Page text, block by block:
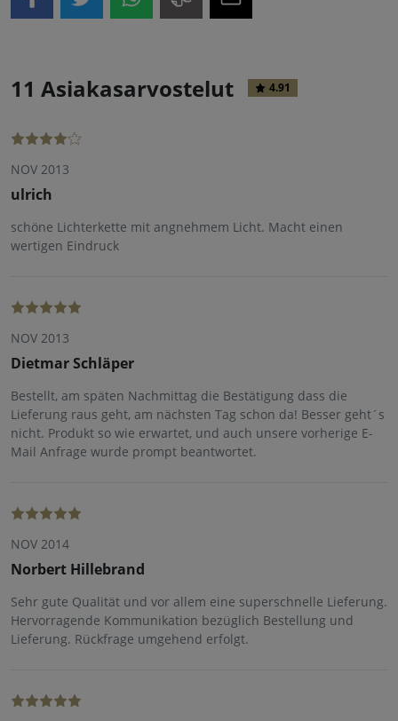
11 Asiakasarvostelut 4.91
NOV 2013
ulrich
schöne Lichterkette mit angnehmem Licht. Macht einen
wertigen Eindruck
NOV 2013
Dietmar Schläper
Bestellt, am späten Nachmittag die Bestätigung dass die
Lieferung raus geht, am nächsten Tag schon da! Besser geht´s
nicht. Produkt so wie erwartet, und auch unsere vorherige E-
Mail Anfrage wurde prompt beantwortet.
NOV 2014
Norbert Hillebrand
Sehr gute Qualität und vor allem eine superschnelle Lieferung.
Hervorragende Kommunikation bezüglich Bestellung und
Lieferung. Rückfrage umgehend erfolgt.